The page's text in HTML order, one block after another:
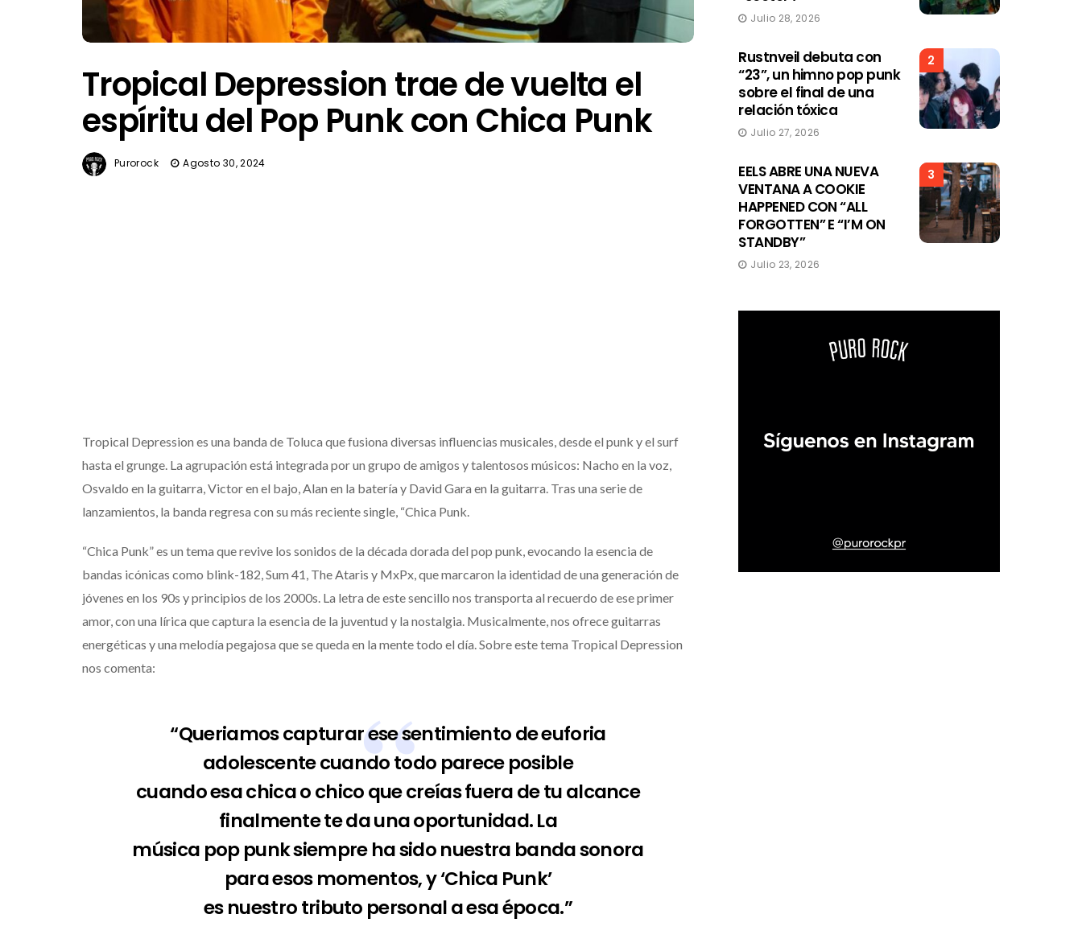
Tropical Depression trae de vuelta el
espíritu del Pop Punk con Chica Punk
Purorock Agosto 30, 2024
Tropical Depression es una banda de Toluca que fusiona diversas influencias musicales, desde el punk y el surf
hasta el grunge. La agrupación está integrada por un grupo de amigos y talentosos músicos: Nacho en la voz,
Osvaldo en la guitarra, Victor en el bajo, Alan en la batería y David Gara en la guitarra. Tras una serie de
lanzamientos, la banda regresa con su más reciente single, “Chica Punk.
“Chica Punk” es un tema que revive los sonidos de la década dorada del pop punk, evocando la esencia de
bandas icónicas como blink-182, Sum 41, The Ataris y MxPx, que marcaron la identidad de una generación de
jóvenes en los 90s y principios de los 2000s. La letra de este sencillo nos transporta al recuerdo de ese primer
amor, con una lírica que captura la esencia de la juventud y la nostalgia. Musicalmente, nos ofrece guitarras
energéticas y una melodía pegajosa que se queda en la mente todo el día. Sobre este tema Tropical Depression
nos comenta:
“Queriamos capturar ese sentimiento de euforia
adolescente cuando todo parece posible
cuando esa chica o chico que creías fuera de tu alcance
finalmente te da una oportunidad. La
música pop punk siempre ha sido nuestra banda sonora
para esos momentos, y ‘Chica Punk’
es nuestro tributo personal a esa época.”
Julio 28, 2026
2
Rustnveil debuta con
“23”, un himno pop punk
sobre el final de una
relación tóxica
Julio 27, 2026
3
EELS ABRE UNA NUEVA
VENTANA A COOKIE
HAPPENED CON “ALL
FORGOTTEN” E “I’M ON
STANDBY”
Julio 23, 2026